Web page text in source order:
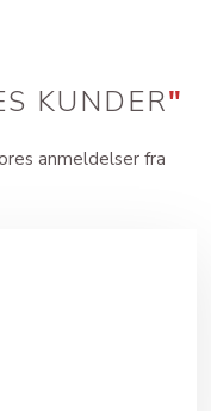
KUNDER"
anmeldelser fra